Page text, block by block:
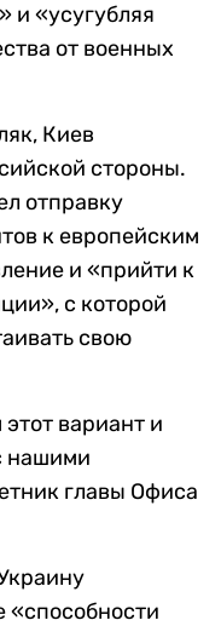
и «усугубляя
от военных
Киев
стороны.
отправку
к европейским
и «прийти к
с которой
свою
вариант и
нашими
главы Офиса
«способности